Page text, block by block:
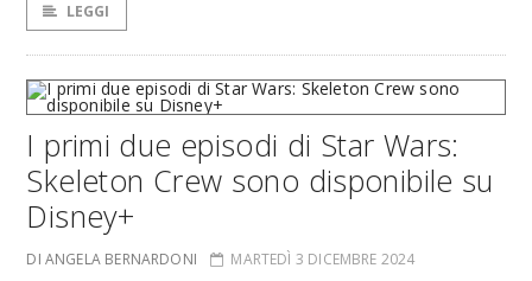
LEGGI
I primi due episodi di Star Wars:
Skeleton Crew sono disponibile su
Disney+
DI ANGELA BERNARDONI MARTEDÌ 3 DICEMBRE 2024